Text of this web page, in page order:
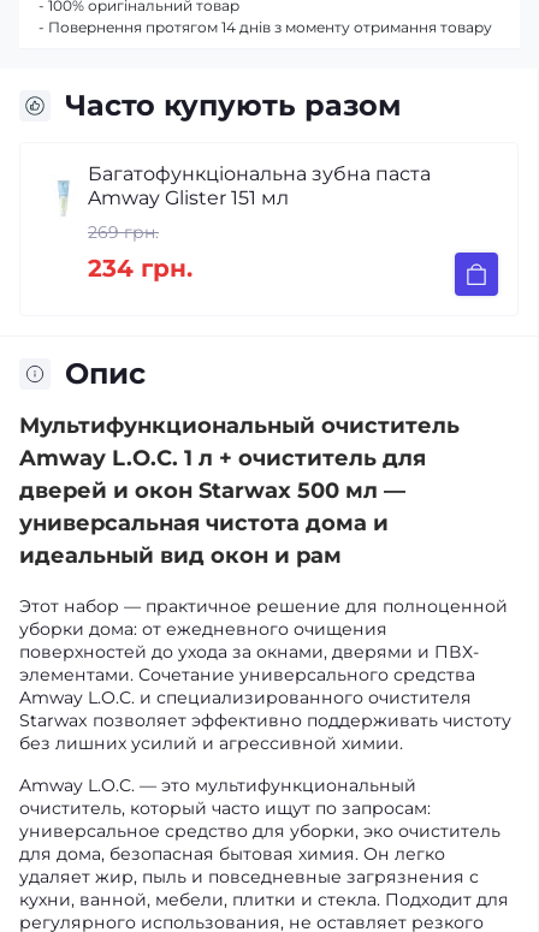
Часто купують разом
Багатофункціональна зубна паста
Amway Glister 151 мл
269 грн.
234 грн.
Опис
Мультифункциональный очиститель
Amway L.O.C. 1 л + очиститель для
дверей и окон Starwax 500 мл —
универсальная чистота дома и
идеальный вид окон и рам
Этот набор — практичное решение для полноценной
уборки дома: от ежедневного очищения
поверхностей до ухода за окнами, дверями и ПВХ-
элементами. Сочетание универсального средства
Amway L.O.C. и специализированного очистителя
Starwax позволяет эффективно поддерживать чистоту
без лишних усилий и агрессивной химии.
Amway L.O.C. — это мультифункциональный
очиститель, который часто ищут по запросам:
универсальное средство для уборки, эко очиститель
для дома, безопасная бытовая химия. Он легко
удаляет жир, пыль и повседневные загрязнения с
кухни, ванной, мебели, плитки и стекла. Подходит для
регулярного использования, не оставляет резкого
- 100% оригінальний товар
- Повернення протягом 14 днів з моменту отримання товару